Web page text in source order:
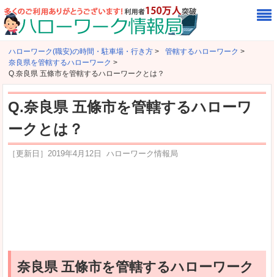
ハローワーク(職安)の時間・駐車場・行き方 > 管轄するハローワーク >
奈良県を管轄するハローワーク >
Q.奈良県 五條市を管轄するハローワークとは？
Q.奈良県 五條市を管轄するハローワ
ークとは？
［更新日］ 2019年4月12日 ハローワーク情報局
奈良県 五條市を管轄するハローワーク